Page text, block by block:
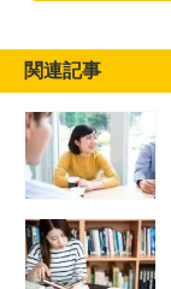
関連記事